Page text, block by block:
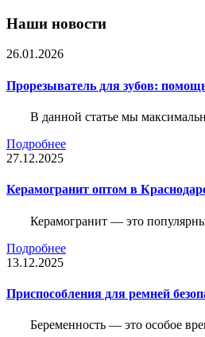
Наши новости
26.01.2026
Прорезыватель для зубов:
В данной статье мы
Подробнее
27.12.2025
Керамогранит оптом в
Керамогранит — это
Подробнее
13.12.2025
Приспособления для ремней
Беременность — это особое